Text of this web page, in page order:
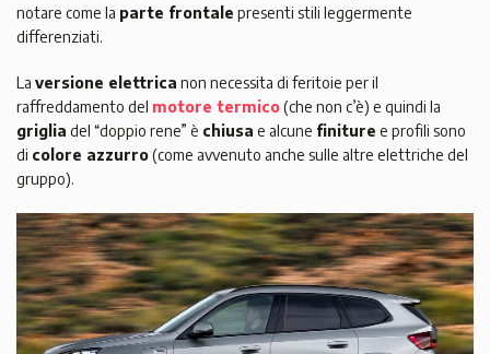
notare come la parte frontale presenti stili leggermente
differenziati.
La versione elettrica non necessita di feritoie per il
raffreddamento del motore termico(che non c’è) e quindi la
griglia del “doppio rene” è chiusa e alcune finiture e profili sono
di colore azzurro(come avvenuto anche sulle altre elettriche del
gruppo).